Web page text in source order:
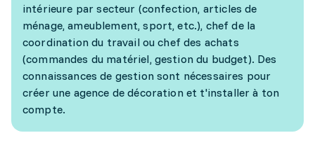
intérieure par secteur (confection, articles de
ménage, ameublement, sport, etc.), chef de la
coordination du travail ou chef des achats
(commandes du matériel, gestion du budget). Des
connaissances de gestion sont nécessaires pour
créer une agence de décoration et t'installer à ton
compte.